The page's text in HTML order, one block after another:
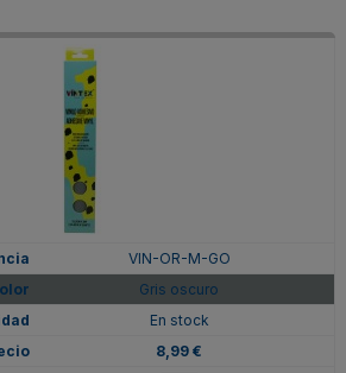
VIN-OR-M-GO
Gris oscuro
En stock
8,99 €